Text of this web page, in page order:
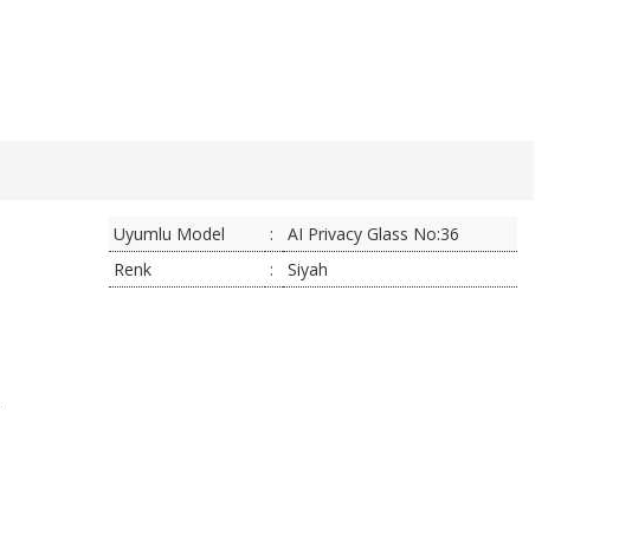
Uyumlu Model :
AI Privacy Glass No:36
Renk
: Siyah